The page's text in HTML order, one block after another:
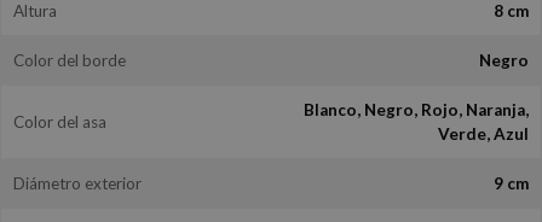
Altura 8 cm
Color del borde Negro
Color del asa
Blanco, Negro, Rojo, Naranja,
Verde, Azul
Diámetro exterior 9 cm